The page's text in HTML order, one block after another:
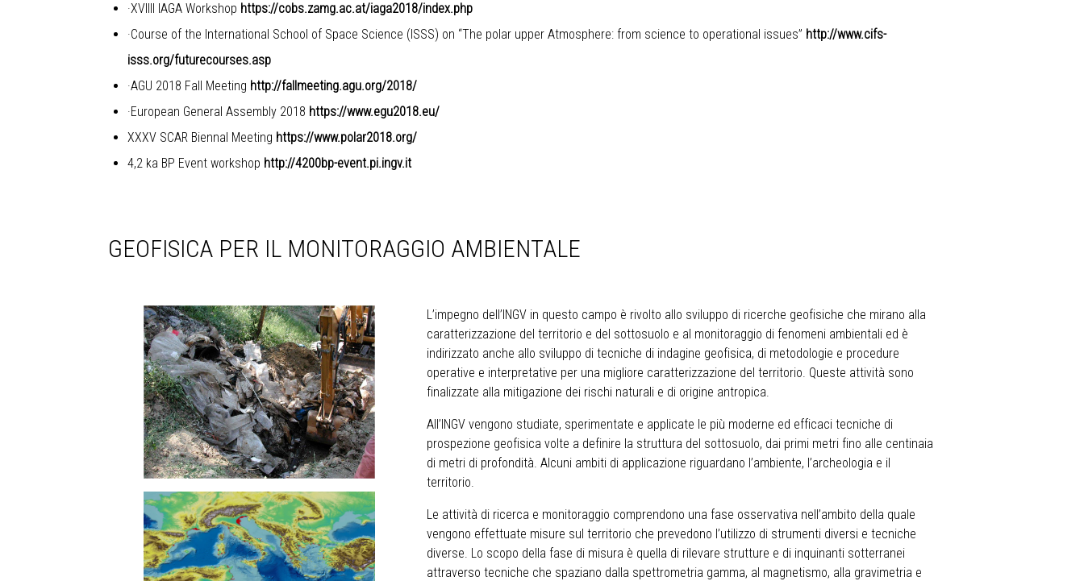
·XVIIII IAGA Workshop https://cobs.zamg.ac.at/iaga2018/index.php
·Course of the International School of Space Science (ISSS) on “The polar upper Atmosphere: from science to operational issues” http://www.cifs-
isss.org/futurecourses.asp
·AGU 2018 Fall Meeting http://fallmeeting.agu.org/2018/
·European General Assembly 2018 https://www.egu2018.eu/
XXXV SCAR Biennal Meeting https://www.polar2018.org/
4,2 ka BP Event workshop http://4200bp-event.pi.ingv.it
GEOFISICA PER IL MONITORAGGIO AMBIENTALE
L’impegno dell’INGV in questo campo è rivolto allo sviluppo di ricerche geofisiche che mirano alla
caratterizzazione del territorio e del sottosuolo e al monitoraggio di fenomeni ambientali ed è
indirizzato anche allo sviluppo di tecniche di indagine geofisica, di metodologie e procedure
operative e interpretative per una migliore caratterizzazione del territorio. Queste attività sono
finalizzate alla mitigazione dei rischi naturali e di origine antropica.
All’INGV vengono studiate, sperimentate e applicate le più moderne ed efficaci tecniche di
prospezione geofisica volte a definire la struttura del sottosuolo, dai primi metri fino alle centinaia
di metri di profondità. Alcuni ambiti di applicazione riguardano l’ambiente, l’archeologia e il
territorio.
Le attività di ricerca e monitoraggio comprendono una fase osservativa nell’ambito della quale
vengono effettuate misure sul territorio che prevedono l’utilizzo di strumenti diversi e tecniche
diverse. Lo scopo della fase di misura è quella di rilevare strutture e di inquinanti sotterranei
attraverso tecniche che spaziano dalla spettrometria gamma, al magnetismo, alla gravimetria e